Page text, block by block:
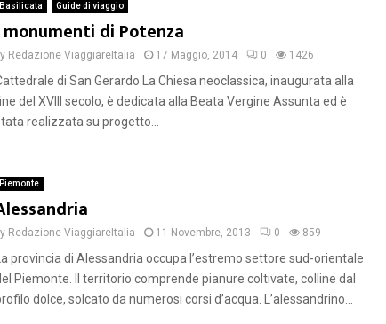
Basilicata Guide di viaggio
di Potenza
Redazione ViaggiareItalia 17 Maggio, 2014 0 1426
di San Gerardo La Chiesa neoclassica, inaugurata alla
del XVIII secolo, è dedicata alla Beata Vergine Assunta ed è
realizzata su progetto...
Piemonte
Redazione ViaggiareItalia 11 Novembre, 2013 0 859
provincia di Alessandria occupa l’estremo settore sud-orientale
Piemonte. Il territorio comprende pianure coltivate, colline dal
dolce, solcato da numerosi corsi d’acqua. L’alessandrino...